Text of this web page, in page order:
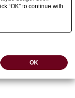
“OK” to continue with
OK